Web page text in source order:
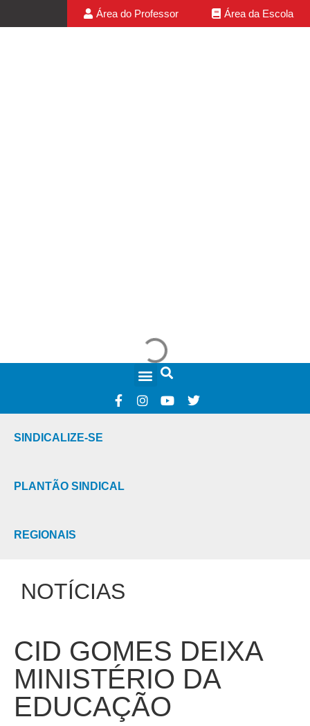
Área do Professor Área da Escola
SINDICALIZE-SE
PLANTÃO SINDICAL
REGIONAIS
NOTÍCIAS
CID GOMES DEIXA
MINISTÉRIO DA
EDUCAÇÃO